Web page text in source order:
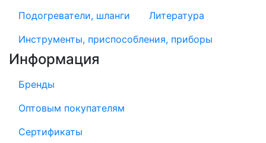
Подогреватели, шланги
Литература
Инструменты, приспособления, приборы
Информация
Бренды
Оптовым покупателям
Сертификаты